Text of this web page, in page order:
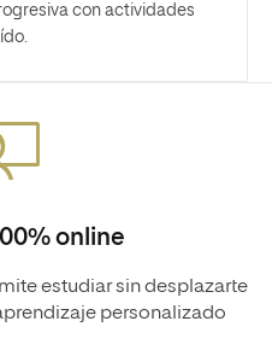
con actividades
online
estudiar sin desplazarte
personalizado